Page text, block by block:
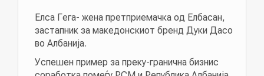
Елса Гега- жена претприемачка од Елбасан,
застапник за македонскиот бренд Дуки Дасо
во Албанија.
Успешен пример за преку-гранична бизнис